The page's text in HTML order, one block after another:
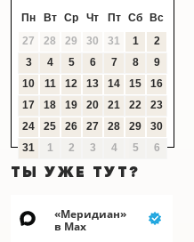
Пн Вт Ср Чт Пт Сб
Вс
27
28 29 30 31 1
2
3
4 5 6 7 8
9
10
11 12 13 14 15
16
17
18 19 20 21 22
23
24
25 26 27 28 29
30
31
1 2 3 4 5 6
ТЫ УЖЕ ТУТ?
«Меридиан»
в Мах